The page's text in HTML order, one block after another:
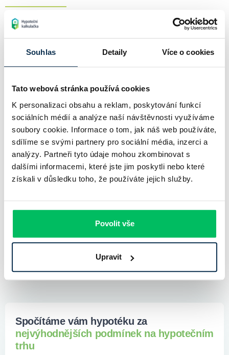
Souhlas Detaily Více o cookies
Tato webová stránka používá cookies
K personalizaci obsahu a reklam, poskytování funkcí
sociálních médií a analýze naší návštěvnosti využíváme
soubory cookie. Informace o tom, jak náš web používáte,
sdílíme se svými partnery pro sociální média, inzerci a
analýzy. Partneři tyto údaje mohou zkombinovat s
dalšími informacemi, které jste jim poskytli nebo které
získali v důsledku toho, že používáte jejich služby.
Povolit vše
Upravit
V některých případech lze dosáhnout financování
100 %
hodnoty nemovitostikombinacíhypotéky a stavebního
spoření. To umožňuje pokrýt zbývající část ceny nemovitosti
úvěrem ze stavebního spoření, přičemž podmínky a možnosti
hypotéku, přičemž banky vždy individuálně posuzují schopnost
Další časé dotazy
Musím mít pojištěnou nemovitost při žádosti o hypotéku?
Je povinné pojištění hypotéky ve smyslu pojištění schopnosti
splácet?
Spočítáme vám hypotéku za
nejvýhodnějších podmínek na hypotečním
trhu